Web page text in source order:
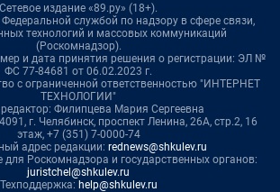
Сетевое издание «89.ру» (18+).
службой по надзору в сфере связи,
технологий и массовых коммуникаций
(Роскомнадзор).
и дата принятия решения о регистрации: ЭЛ №
ФС 77-84681 от 06.02.2023 г.
с ограниченной ответственностью "ИНТЕРНЕТ
ТЕХНОЛОГИИ"
Филипцева Мария Сергеевна
г. Челябинск, проспект Ленина, 26А, стр.2, 16
этаж, +7 (351) 7-0000-74
адрес редакции: rednews@shkulev.ru
Роскомнадзора и государственных органов:
juristchel@shkulev.ru
Техподдержка: help@shkulev.ru